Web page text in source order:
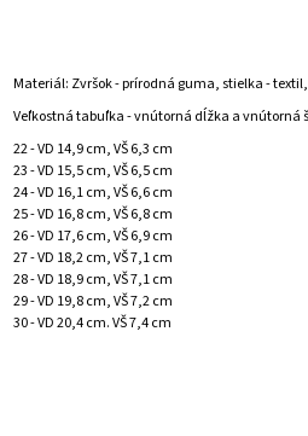
Materiál: Zvršok - prírodná guma, stielka -
Veľkostná tabuľka - vnútorná dĺžka a vnútorná
22 - VD 14,9 cm, VŠ 6,3 cm
23 - VD 15,5 cm, VŠ 6,5 cm
24 - VD 16,1 cm, VŠ 6,6 cm
25 - VD 16,8 cm, VŠ 6,8 cm
26 - VD 17,6 cm, VŠ 6,9 cm
27 - VD 18,2 cm, VŠ 7,1 cm
28 - VD 18,9 cm, VŠ 7,1 cm
29 - VD 19,8 cm, VŠ 7,2 cm
30 - VD 20,4 cm. VŠ 7,4 cm